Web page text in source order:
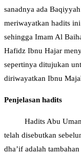
sanadnya ada
meriwayatkan hadits
sehingga Imam Al
Hafidz Ibnu Hajar
sepertinya ditujukan
diriwayatkan Ibnu
Penjelasan hadits
Hadits Abu
telah disebutkan
dha’if adalah